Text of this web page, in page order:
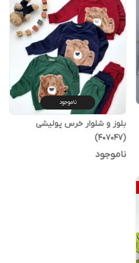
ناموجود
بلوز و شلوار خرس پولیشی
(407047)
ناموجود